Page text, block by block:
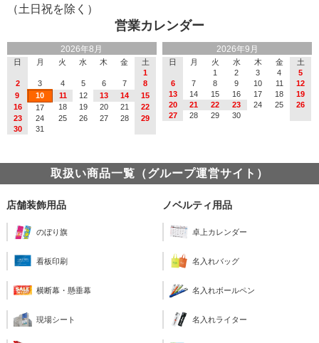
営業カレンダー
2026年8月
日 月 火 水 木 金
土
1
2
3 4 5 6 7
8
9
10 11 12 13 14
15
16
17 18 19 20 21
22
23
24 25 26 27 28
29
30
31
2026年9月
日 月 火 水 木 金
土
1
2 3 4
5
6
7 8 9 10 11
12
13
14 15 16 17 18
19
20
21 22 23 24 25
26
27
28 29 30
（土日祝を除く）
取扱い商品一覧（グループ運営サイト）
店舗装飾用品
のぼり旗
看板印刷
横断幕・懸垂幕
現場シート
ノベルティ用品
卓上カレンダー
名入れバッグ
名入れボールペン
名入れライター